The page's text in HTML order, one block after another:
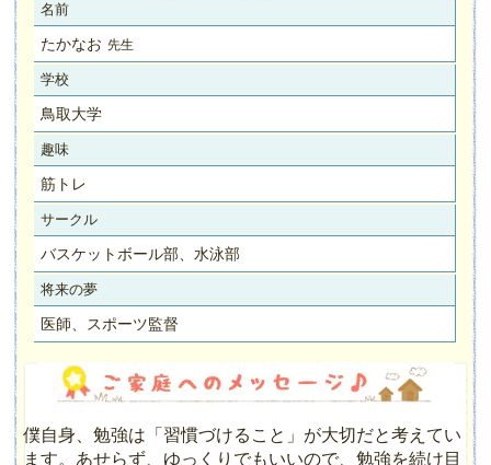
名前
たかなお 先生
学校
鳥取大学
趣味
筋トレ
サークル
バスケットボール部、水泳部
将来の夢
医師、スポーツ監督
僕自身、勉強は「習慣づけること」が大切だと考えてい
ます。あせらず、ゆっくりでもいいので、勉強を続け目